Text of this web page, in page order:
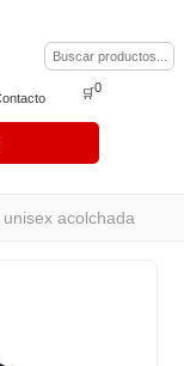
🛒0
acolchada